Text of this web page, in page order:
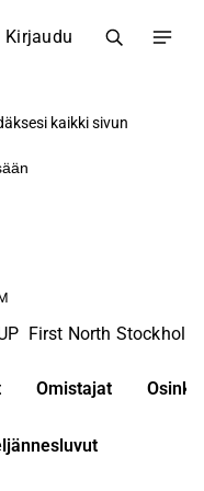
Kirjaudu
kaikki sivun
First North Stockholm
Omistajat Osinko